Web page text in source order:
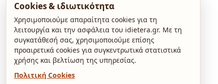
Cookies & ιδιωτικότητα
Χρησιμοποιούμε απαραίτητα cookies για τη
λειτουργία και την ασφάλεια του idietera.gr. Με τη
συγκατάθεσή σας, χρησιμοποιούμε επίσης
προαιρετικά cookies για συγκεντρωτικά στατιστικά
χρήσης και βελτίωση της υπηρεσίας.
Πολιτική Cookies